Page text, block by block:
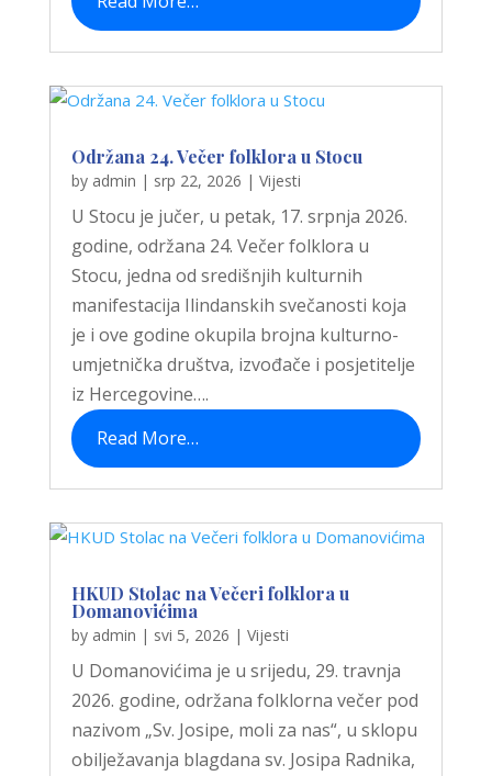
Održana 24. Večer folklora u Stocu
by admin | srp 22, 2026 | Vijesti
U Stocu je jučer, u petak, 17. srpnja 2026.
godine, održana 24. Večer folklora u
Stocu, jedna od središnjih kulturnih
manifestacija Ilindanskih svečanosti koja
je i ove godine okupila brojna kulturno-
umjetnička društva, izvođače i posjetitelje
iz Hercegovine….
Read More…
HKUD Stolac na Večeri folklora u
Domanovićima
by admin | svi 5, 2026 | Vijesti
U Domanovićima je u srijedu, 29. travnja
2026. godine, održana folklorna večer pod
nazivom „Sv. Josipe, moli za nas“, u sklopu
obilježavanja blagdana sv. Josipa Radnika,